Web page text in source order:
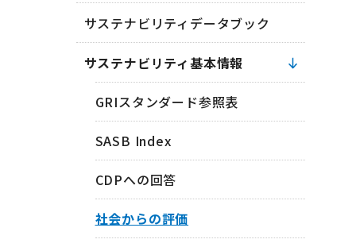
サステナビリティデータブック
サステナビリティ基本情報
GRIスタンダード参照表
SASB Index
CDPへの回答
社会からの評価